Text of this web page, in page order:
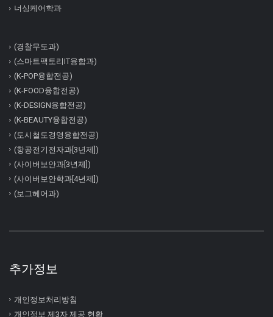
너싱케어학과
(경찰무도과)
(스마트팩토리IT융합과)
(K-POP융합전공)
(K-FOOD융합전공)
(K-DESIGN융합전공)
(K-BEAUTY융합전공)
(도시철도경영융합전공)
(항공전기전자과[3년제])
(사이버보안과[3년제])
(사이버보안학과[4년제])
(보그헤어과)
추가정보
개인정보처리방침
개인정보 제3자 제공 현황